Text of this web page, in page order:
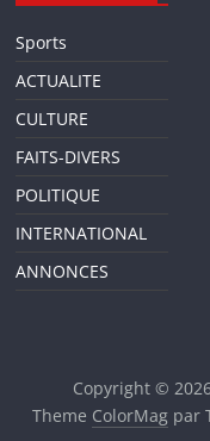
Sports
ACTUALITE
CULTURE
FAITS-DIVERS
POLITIQUE
INTERNATIONAL
ANNONCES
Copyright ©
Theme ColorMag par